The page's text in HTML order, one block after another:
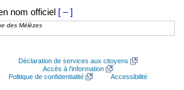
nom officiel [ – ]
des Mélèzes
Déclaration de services aux citoyens
Accès à l’information
Politique de confidentialité
Accessibilité